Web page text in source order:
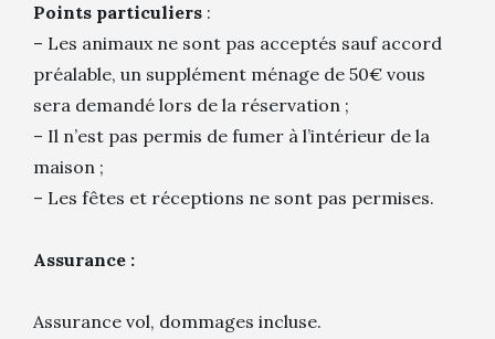
Points particuliers :
– Les animaux ne sont pas acceptés sauf accord
préalable, un supplément ménage de 50€ vous
sera demandé lors de la réservation ;
– Il n’est pas permis de fumer à l’intérieur de la
maison ;
– Les fêtes et réceptions ne sont pas permises.
Assurance :
Assurance vol, dommages incluse.